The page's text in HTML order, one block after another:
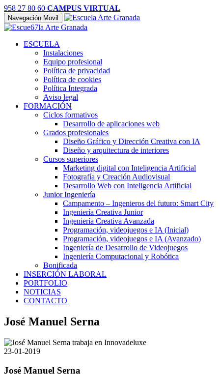
958 27 80 60 CAMPUS VIRTUAL
Navegación Movil
ESCUELA
Instalaciones
Equipo profesional
Política de privacidad
Política de cookies
Política Integrada
Aviso legal
FORMACIÓN
Ciclos formativos
Desarrollo de aplicaciones web
Grados profesionales
Diseño Gráfico y Dirección Creativa con IA
Diseño y arquitectura de interiores
Cursos superiores
Marketing digital con Inteligencia Artificial
Fotografía y Creación Audiovisual
Desarrollo Web con Inteligencia Artificial
Junior Ingeniería
Campamento – Ingenieros del futuro: Smart City
Ingeniería Creativa Junior
Ingeniería Creativa Avanzada
Programación, videojuegos e IA (Inicial)
Programación, videojuegos e IA (Avanzado)
Ingeniería de Desarrollo de Videojuegos
Ingeniería Computacional y Robótica
Bonificada
INSERCIÓN LABORAL
PORTFOLIO
NOTICIAS
CONTACTO
José Manuel Serna
23-01-2019
José Manuel Serna